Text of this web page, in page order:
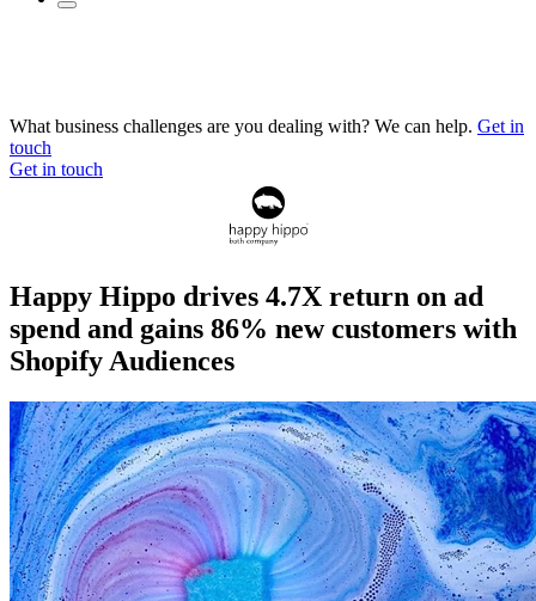
What business challenges are you dealing with? We can help. Get in
touch
Get in touch
Happy Hippo drives 4.7X return on ad
spend and gains 86% new customers with
Shopify Audiences